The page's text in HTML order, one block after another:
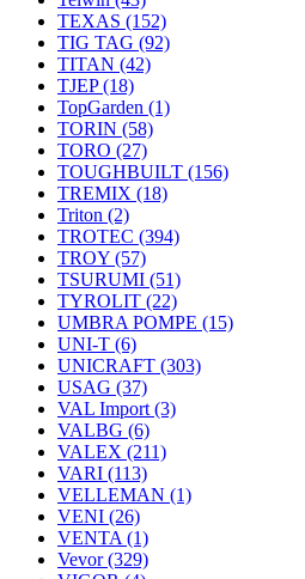
TEXAS (152)
TIG TAG (92)
TITAN (42)
TJEP(18)
TopGarden (1)
TORIN (58)
TORO (27)
TOUGHBUILT (156)
TREMIX (18)
Triton (2)
TROTEC (394)
TROY (57)
TSURUMI (51)
TYROLIT (22)
UMBRA POMPE (15)
UNI-T (6)
UNICRAFT (303)
USAG (37)
VAL Import (3)
VALBG (6)
VALEX (211)
VARI (113)
VELLEMAN (1)
VENI (26)
VENTA (1)
Vevor(329)